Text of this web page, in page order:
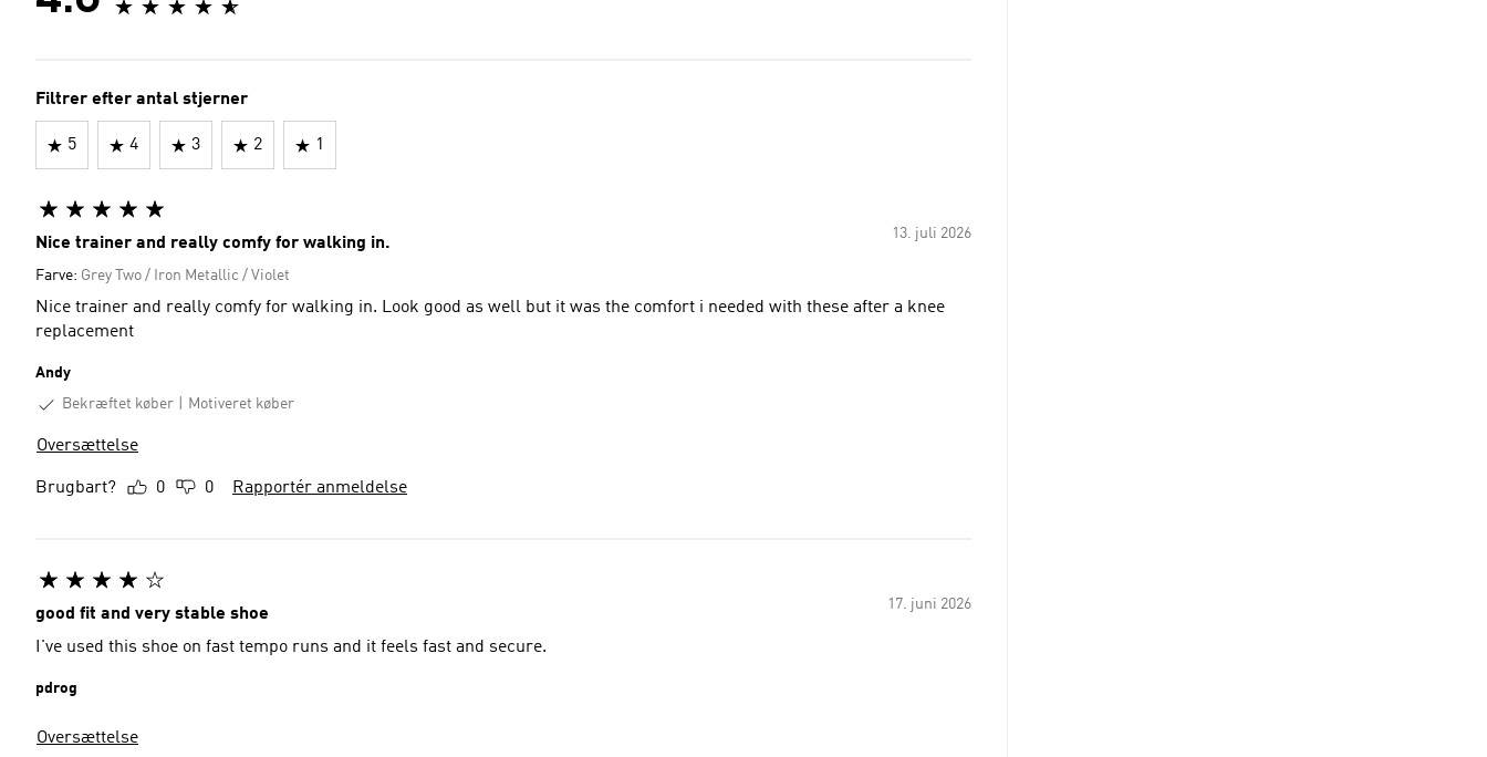
Filtrer efter antal stjerner
5 4 3 2 1
13. juli 2026
Nice trainer and really comfy for walking in.
Farve: Grey Two / Iron Metallic / Violet
Nice trainer and really comfy for walking in. Look good as well but it was the comfort i needed with these after a knee
replacement
Andy
Bekræftet køber
Motiveret køber
Oversættelse
Brugbart? 0 0 Rapportér anmeldelse
17. juni 2026
good fit and very stable shoe
I've used this shoe on fast tempo runs and it feels fast and secure.
pdrog
Oversættelse